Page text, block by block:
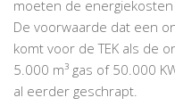
moeten de energiekosten
De voorwaarde dat een
komt voor de TEK als de
5.000 m³ gas of 50.000
al eerder geschrapt.